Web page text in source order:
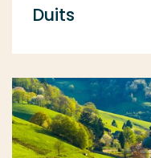
Duits